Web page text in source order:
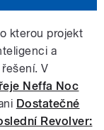
kterou projekt
a
V
Neffa Noc
Dostatečné
Revolver: